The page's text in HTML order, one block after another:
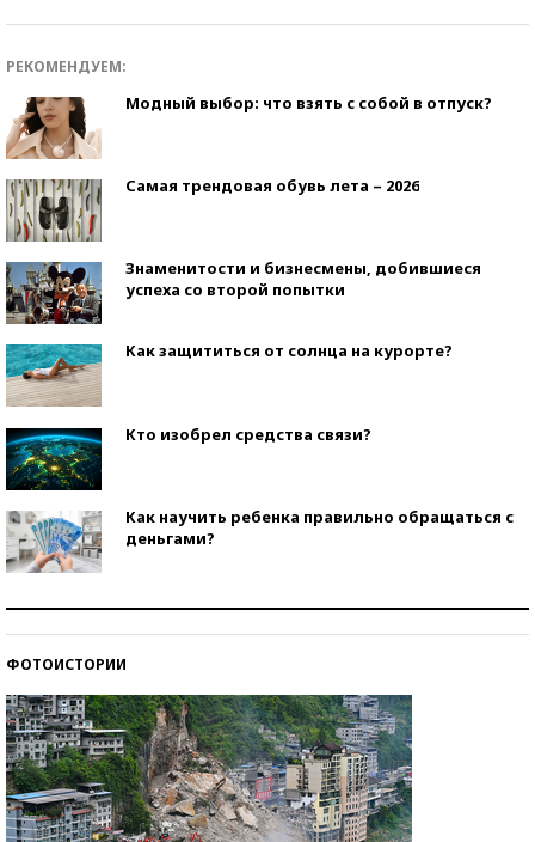
РЕКОМЕНДУЕМ:
Модный выбор: что взять с собой в отпуск?
Самая трендовая обувь лета – 2026
Знаменитости и бизнесмены, добившиеся
успеха со второй попытки
Как защититься от солнца на курорте?
Кто изобрел средства связи?
Как научить ребенка правильно обращаться с
деньгами?
ФОТОИСТОРИИ